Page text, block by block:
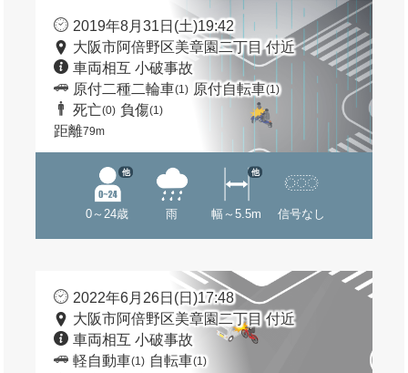
2019年8月31日(土)19:42
大阪市阿倍野区美章園二丁目 付近
車両相互 小破事故
原付二種二輪車(1) 原付自転車(1)
死亡(0) 負傷(1)
距離79m
0～24歳
他
雨 幅～5.5m
他
信号なし
2022年6月26日(日)17:48
大阪市阿倍野区美章園二丁目 付近
車両相互 小破事故
軽自動車(1) 自転車(1)